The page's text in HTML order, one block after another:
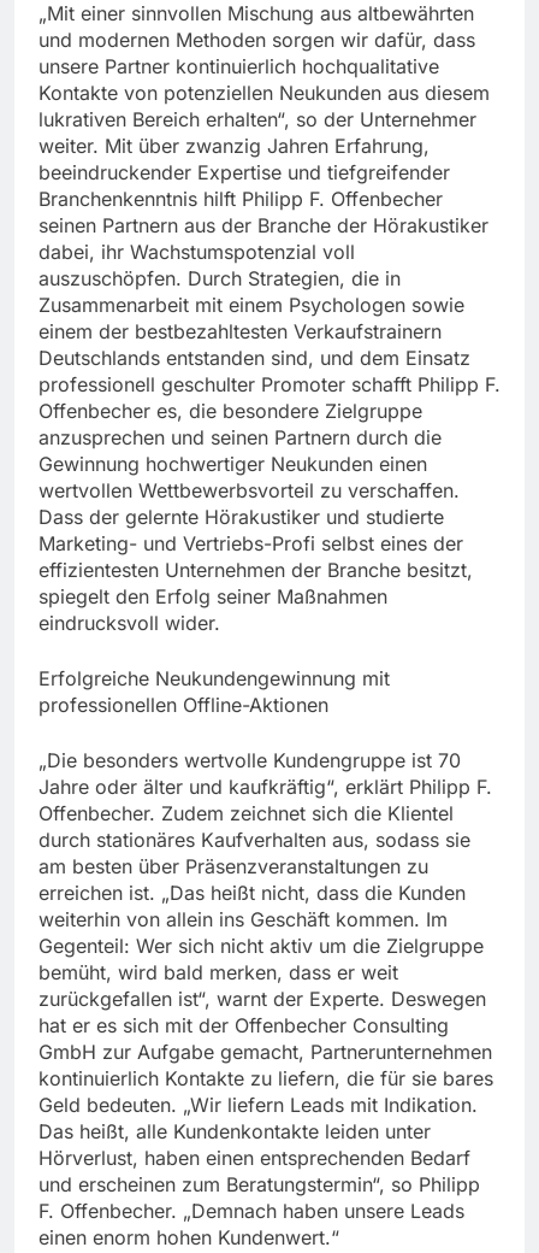
„Mit einer sinnvollen Mischung aus altbewährten
und modernen Methoden sorgen wir dafür, dass
unsere Partner kontinuierlich hochqualitative
Kontakte von potenziellen Neukunden aus diesem
lukrativen Bereich erhalten“, so der Unternehmer
weiter. Mit über zwanzig Jahren Erfahrung,
beeindruckender Expertise und tiefgreifender
Branchenkenntnis hilft Philipp F. Offenbecher
seinen Partnern aus der Branche der Hörakustiker
dabei, ihr Wachstumspotenzial voll
auszuschöpfen. Durch Strategien, die in
Zusammenarbeit mit einem Psychologen sowie
einem der bestbezahltesten Verkaufstrainern
Deutschlands entstanden sind, und dem Einsatz
professionell geschulter Promoter schafft Philipp F.
Offenbecher es, die besondere Zielgruppe
anzusprechen und seinen Partnern durch die
Gewinnung hochwertiger Neukunden einen
wertvollen Wettbewerbsvorteil zu verschaffen.
Dass der gelernte Hörakustiker und studierte
Marketing- und Vertriebs-Profi selbst eines der
effizientesten Unternehmen der Branche besitzt,
spiegelt den Erfolg seiner Maßnahmen
eindrucksvoll wider.
Erfolgreiche Neukundengewinnung mit
professionellen Offline-Aktionen
„Die besonders wertvolle Kundengruppe ist 70
Jahre oder älter und kaufkräftig“, erklärt Philipp F.
Offenbecher. Zudem zeichnet sich die Klientel
durch stationäres Kaufverhalten aus, sodass sie
am besten über Präsenzveranstaltungen zu
erreichen ist. „Das heißt nicht, dass die Kunden
weiterhin von allein ins Geschäft kommen. Im
Gegenteil: Wer sich nicht aktiv um die Zielgruppe
bemüht, wird bald merken, dass er weit
zurückgefallen ist“, warnt der Experte. Deswegen
hat er es sich mit der Offenbecher Consulting
GmbH zur Aufgabe gemacht, Partnerunternehmen
kontinuierlich Kontakte zu liefern, die für sie bares
Geld bedeuten. „Wir liefern Leads mit Indikation.
Das heißt, alle Kundenkontakte leiden unter
Hörverlust, haben einen entsprechenden Bedarf
und erscheinen zum Beratungstermin“, so Philipp
F. Offenbecher. „Demnach haben unsere Leads
einen enorm hohen Kundenwert.“